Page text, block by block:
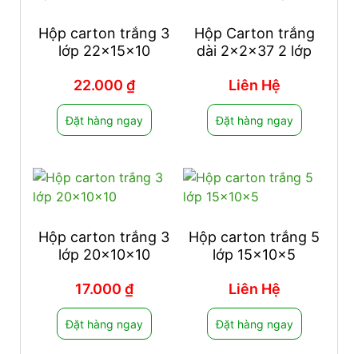
Hộp carton trắng 3
lớp 22x15x10
22.000 ₫
Đặt hàng ngay
Hộp Carton trắng
dài 2x2x37 2 lớp
Liên Hệ
Đặt hàng ngay
Hộp carton trắng 3
lớp 20x10x10
17.000 ₫
Đặt hàng ngay
Hộp carton trắng 5
lớp 15x10x5
Liên Hệ
Đặt hàng ngay